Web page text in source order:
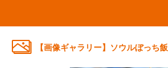
【画像ギャラリー】ソウルぼっち飯